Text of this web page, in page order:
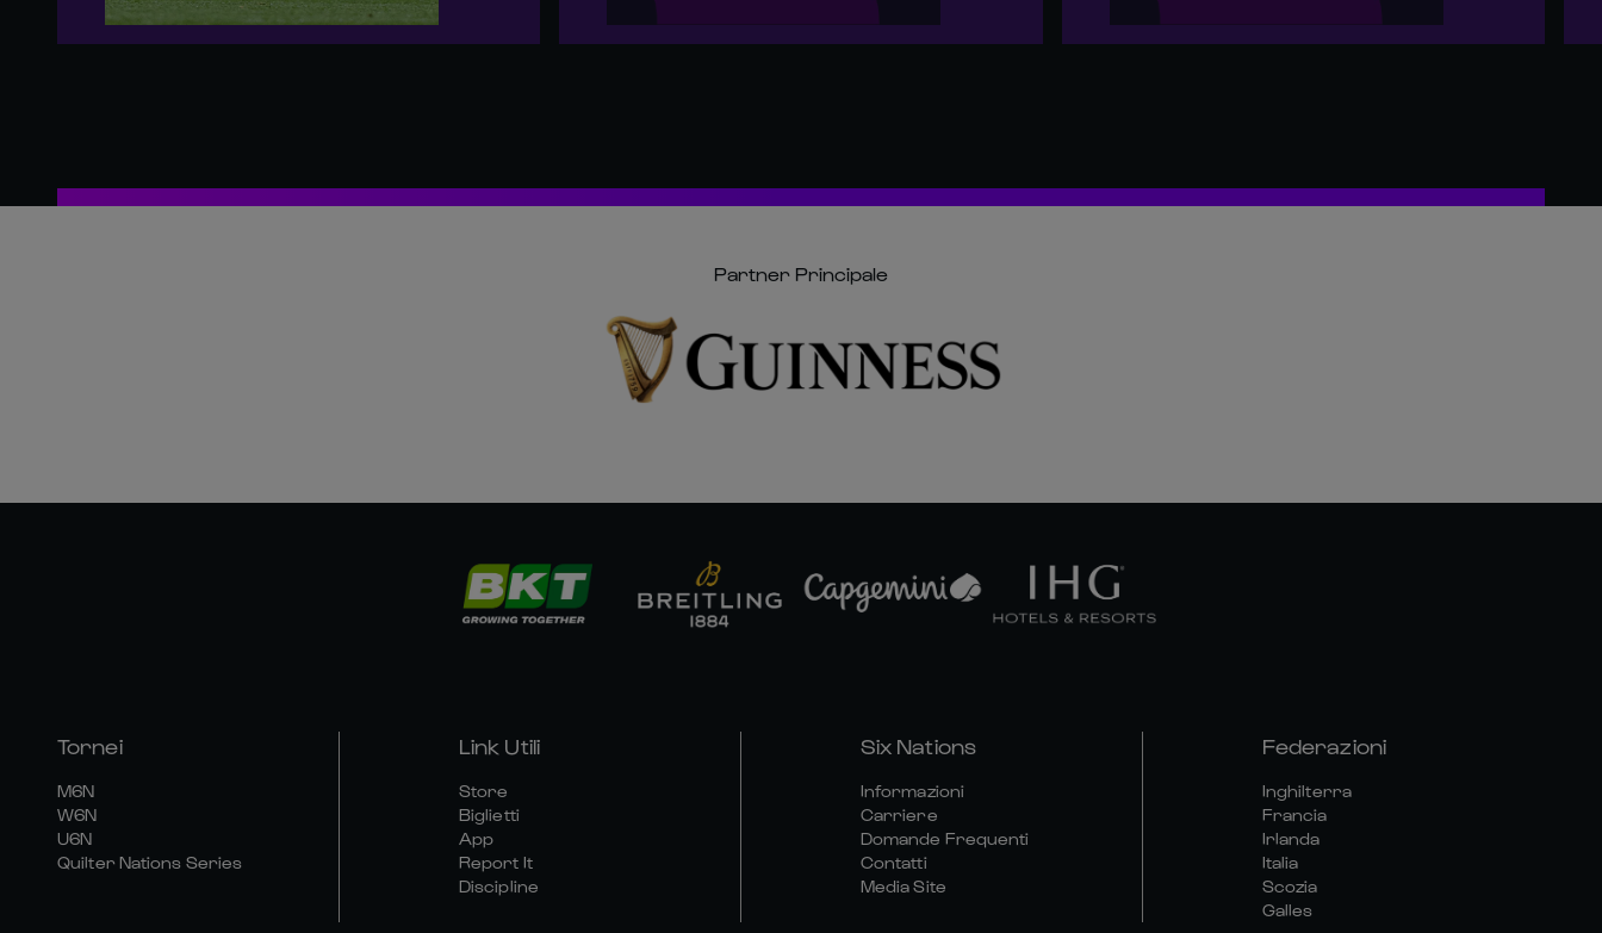
Partner Principale
Tornei
M6N
W6N
U6N
Quilter Nations Series
Link Utili
Store
Biglietti
App
Report It
Discipline
Six Nations
Informazioni
Carriere
Domande Frequenti
Contatti
Media Site
Federazioni
Inghilterra
Francia
Irlanda
Italia
Scozia
Galles